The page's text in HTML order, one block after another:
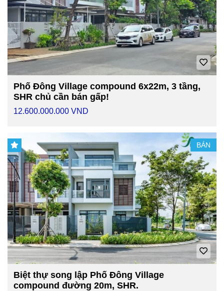
Phố Đông Village compound 6x22m, 3 tầng,
SHR chủ cần bán gấp!
12.600.000.000 VND
BÁN
Biệt thự song lập Phố Đông Village
compound đường 20m, SHR.